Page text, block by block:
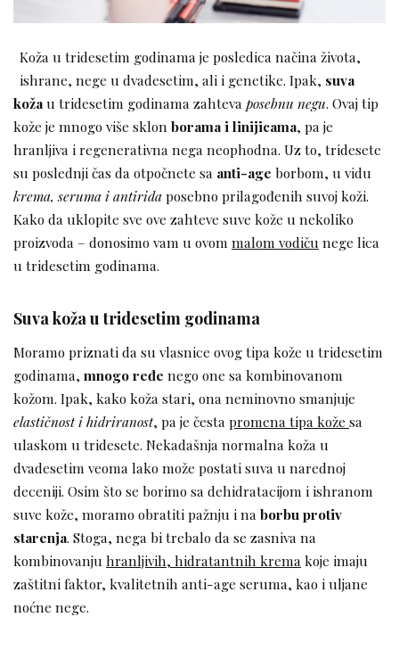
Koža u tridesetim godinama je posledica načina života,
ishrane, nege u dvadesetim, ali i genetike. Ipak, suva
kožau tridesetim godinama zahtevaposebnu negu. Ovaj tip
kože je mnogo više sklon borama i linijicama, pa je
hranljiva i regenerativna nega neophodna. Uz to, tridesete
su poslednji čas da otpočnete sa anti-age borbom, u vidu
krema, seruma i antiridaposebno prilagođenih suvoj koži.
Kako da uklopite sve ove zahteve suve kože u nekoliko
proizvoda – donosimo vam u ovom malom vodiču nege lica
u tridesetim godinama.
Suva koža u tridesetim godinama
Moramo priznati da su vlasnice ovog tipa kože u tridesetim
godinama, mnogo ređe nego one sa kombinovanom
kožom. Ipak, kako koža stari, ona neminovno smanjuje
elastičnost i hidriranost, pa je čestapromena tipa kože sa
ulaskom u tridesete. Nekadašnja normalna koža u
dvadesetim veoma lako može postati suva u narednoj
deceniji. Osim što se borimo sa dehidratacijom i ishranom
suve kože, moramo obratiti pažnju i naborbu protiv
starenja. Stoga, nega bi trebalo da se zasniva na
kombinovanju hranljivih, hidratantnih kremakoje imaju
zaštitni faktor, kvalitetnih anti-age seruma, kao i uljane
noćne nege.